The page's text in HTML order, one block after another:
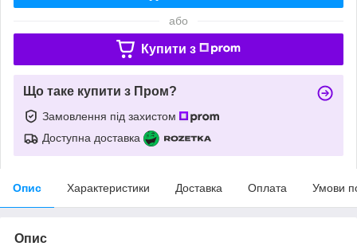
або
Купити з
Що таке купити з Пром?
Замовлення під захистом
Доступна доставка
Опис Характеристики Доставка Оплата Умови
Опис